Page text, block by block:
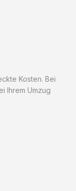
Kosten. Bei
Ihrem Umzug